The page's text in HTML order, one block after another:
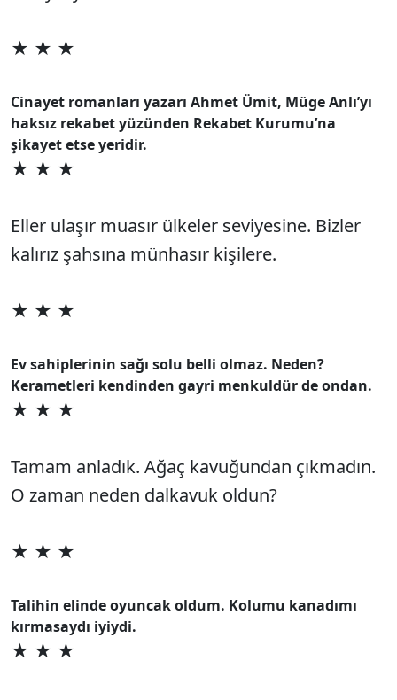
★ ★ ★
Cinayet romanları yazarı Ahmet Ümit, Müge Anlı’yı
haksız rekabet yüzünden Rekabet Kurumu’na
şikayet etse yeridir.
★ ★ ★
Eller ulaşır muasır ülkeler seviyesine. Bizler
kalırız şahsına münhasır kişilere.
★ ★ ★
Ev sahiplerinin sağı solu belli olmaz. Neden?
Kerametleri kendinden gayri menkuldür de ondan.
★ ★ ★
Tamam anladık. Ağaç kavuğundan çıkmadın.
O zaman neden dalkavuk oldun?
★ ★ ★
Talihin elinde oyuncak oldum. Kolumu kanadımı
kırmasaydı iyiydi.
★ ★ ★